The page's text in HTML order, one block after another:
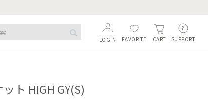
SUPPORT
CART
FAVORITE
LOGIN
ト HIGH GY(S)